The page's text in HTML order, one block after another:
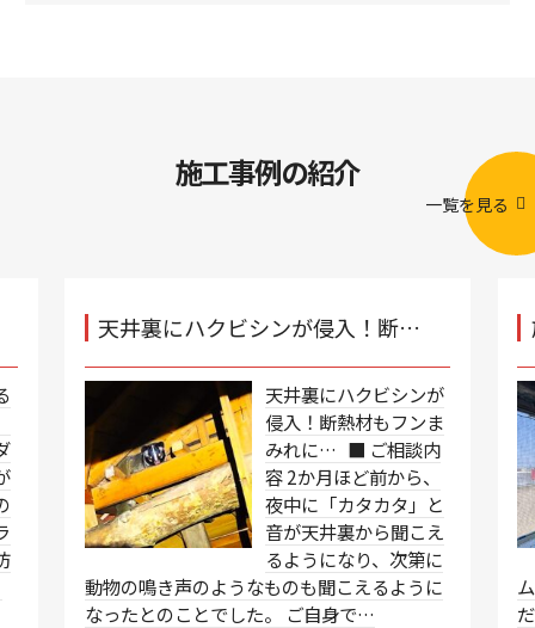
施工事例の紹介
一覧を見る
天井裏にハクビシンが侵入！断…
天井裏にハクビシンが
侵入！断熱材もフンま
みれに… ■ ご相談内
容 2か月ほど前から、
夜中に「カタカタ」と
音が天井裏から聞こえ
るようになり、次第に
動物の鳴き声のようなものも聞こえるように
なったとのことでした。 ご自身で…